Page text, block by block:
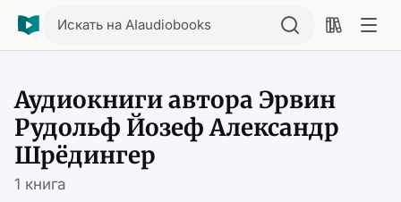
Искать на AIaudiobooks
Аудиокниги автора Эрвин
Рудольф Йозеф Александр
Шрёдингер
1 книга